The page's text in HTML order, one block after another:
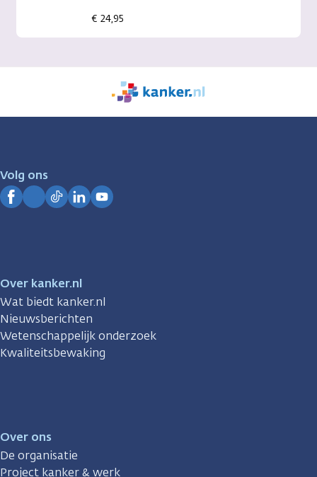
€ 24,95
We
zijn
Volg ons
Over kanker.nl
Wat biedt kanker.nl
Nieuwsberichten
Wetenschappelijk onderzoek
Kwaliteitsbewaking
Over ons
De organisatie
Project kanker & werk